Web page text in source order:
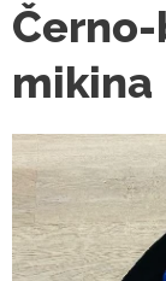
mikina